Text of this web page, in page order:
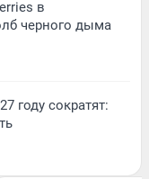
в
черного дыма
году сократят: